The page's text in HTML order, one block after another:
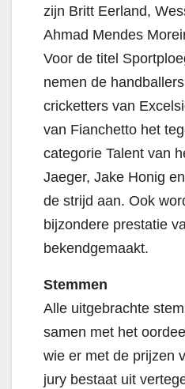
zijn Britt Eerland,
Ahmad Mendes
Voor de titel
nemen de
cricketters van
van Fianchetto het
categorie Talent van
Jaeger, Jake Honig
de strijd aan. Ook
bijzondere prestatie
bekendgemaakt.
Stemmen
Alle uitgebrachte
samen met het
wie er met de prijzen
jury bestaat uit